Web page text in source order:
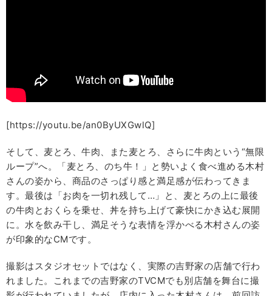
[https://youtu.be/an0ByUXGwlQ]
そして、麦とろ、牛肉、また麦とろ、さらに牛肉という“無限
ループ”へ。「麦とろ、のち牛！」と勢いよく食べ進める木村
さんの姿から、商品のさっぱり感と満足感が伝わってきま
す。最後は「お肉を一切れ残して…」と、麦とろの上に最後
の牛肉とおくらを乗せ、丼を持ち上げて豪快にかき込む展開
に。水を飲み干し、満足そうな表情を浮かべる木村さんの姿
が印象的なCMです。
撮影はスタジオセットではなく、実際の吉野家の店舗で行わ
れました。これまでの吉野家のTVCMでも別店舗を舞台に撮